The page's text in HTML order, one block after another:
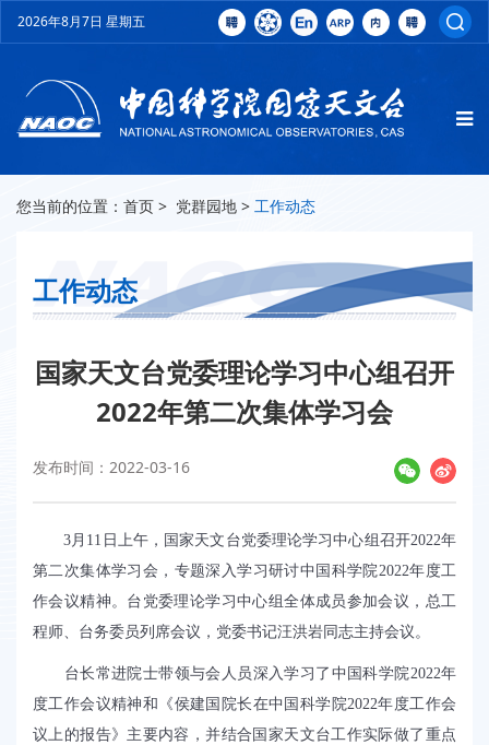
2026年8月7日 星期五
您当前的位置： 首页 > 党群园地 > 工作动态
工作动态
国家天文台党委理论学习中心组召开
2022年第二次集体学习会
发布时间：2022-03-16
3月 11 日上午，国家天文台党委理论学习中心组召开2022年
第二次集体学习会，专题深入学习研讨中国科学院2022年度工
作会议精神。台党委理论学习中心组全体成员参加会议，总工
程师、台务委员列席会议，党委书记汪洪岩同志主持会议。
台长常进院士带领与会人员深入学习了中国科学院2022年
度工作会议精神和《侯建国院长在中国科学院2022年度工作会
议上的报告》主要内容，并结合国家天文台工作实际做了重点